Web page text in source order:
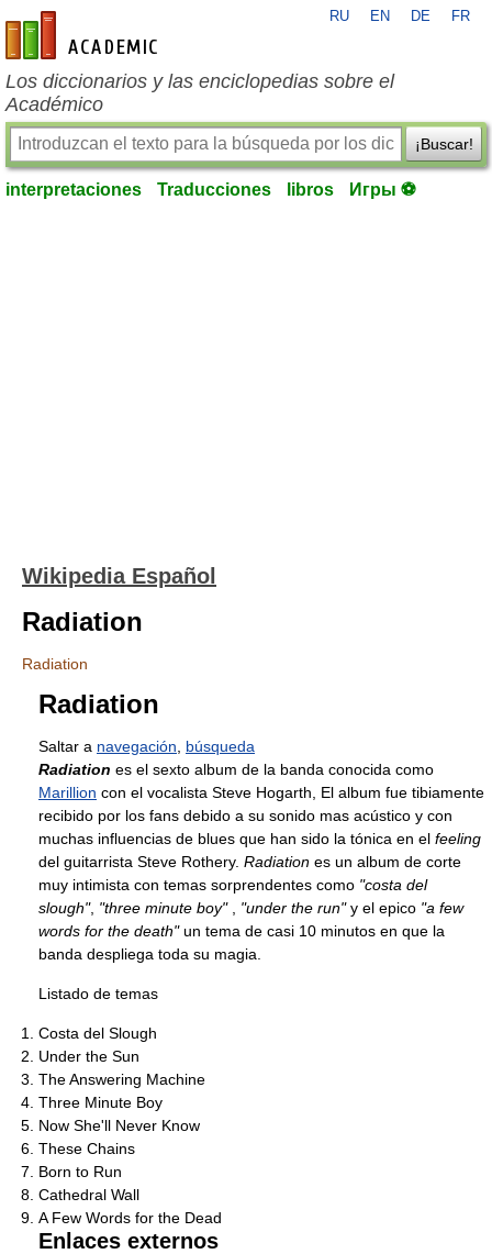
es-academic.com
RU EN DE FR
Los diccionarios y las enciclopedias sobre el
Académico
¡Buscar!
interpretaciones Traducciones libros Игры ⚽
Wikipedia Español
Radiation
Radiation
Radiation
Saltar a navegación
búsqueda
Radiation es el sexto album de la banda conocida como
Marillion con el vocalista Steve Hogarth, El album fue tibiamente
recibido por los fans debido a su sonido mas acústico y con
muchas influencias de blues que han sido la tónica en el feeling
del guitarrista Steve Rothery. Radiation es un album de corte
muy intimista con temas sorprendentes como "costa del
slough", "three minute boy", "under the run"y el epico "a few
words for the death"un tema de casi 10 minutos en que la
banda despliega toda su magia.
Listado de temas
Costa del Slough
Under the Sun
The Answering Machine
Three Minute Boy
Now She'll Never Know
These Chains
Born to Run
Cathedral Wall
A Few Words for the Dead
Enlaces externos